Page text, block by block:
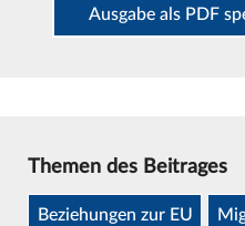
Ausgabe als PDF
Themen des Beitrages
Beziehungen zur EU